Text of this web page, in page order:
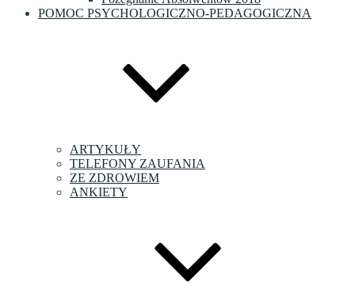
POMOC PSYCHOLOGICZNO-PEDAGOGICZNA
ARTYKUŁY
TELEFONY ZAUFANIA
ZE ZDROWIEM
ANKIETY